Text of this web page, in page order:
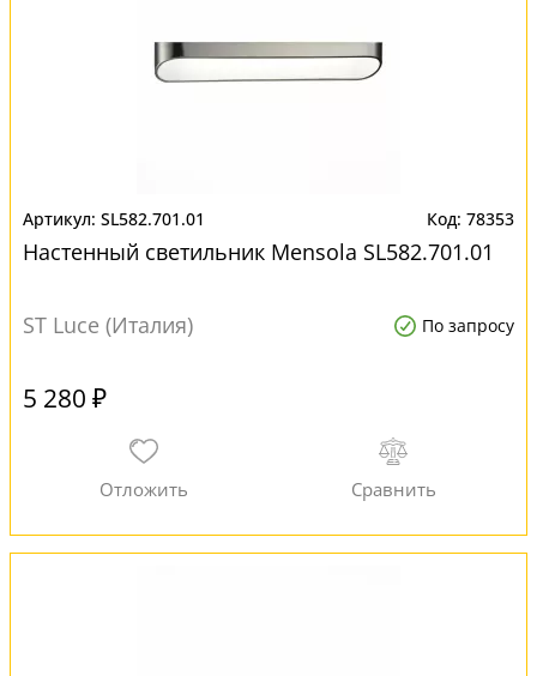
SL582.701.01 78353
Настенный светильник Mensola SL582.701.01
ST Luce (Италия) По запросу
5 280 ₽